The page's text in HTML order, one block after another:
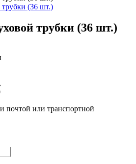
трубки (36 шт.)
почтой или транспортной